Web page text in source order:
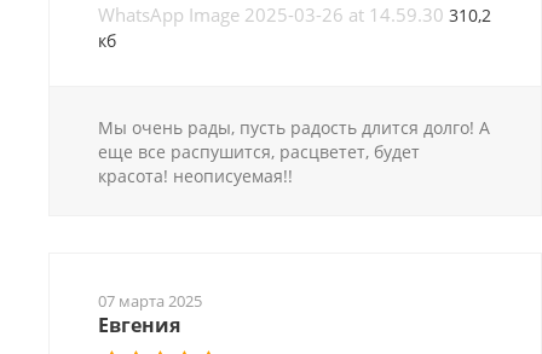
WhatsApp Image 2025-03-26 at 14.59.30 310,2
кб
Мы очень рады, пусть радость длится долго! А
еще все распушится, расцветет, будет
красота! неописуемая!!
07 марта 2025
Евгения